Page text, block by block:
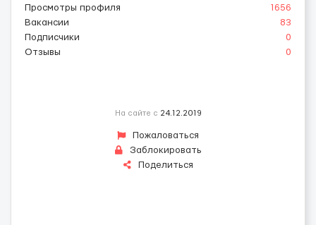
Просмотры профиля
1656
Вакансии
83
Подписчики
0
Отзывы
0
На сайте с 24.12.2019
Пожаловаться
Заблокировать
Поделиться